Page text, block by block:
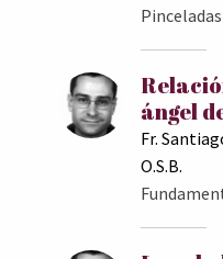
Pinceladas
ángel
Fr.
O.S.B.